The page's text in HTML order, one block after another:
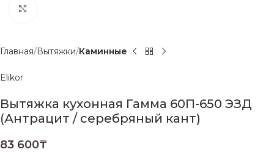
Главная Вытяжки Каминные
Elikor
Вытяжка кухонная Гамма 60П-650 ЭЗД
(Антрацит / серебряный кант)
83 600₸